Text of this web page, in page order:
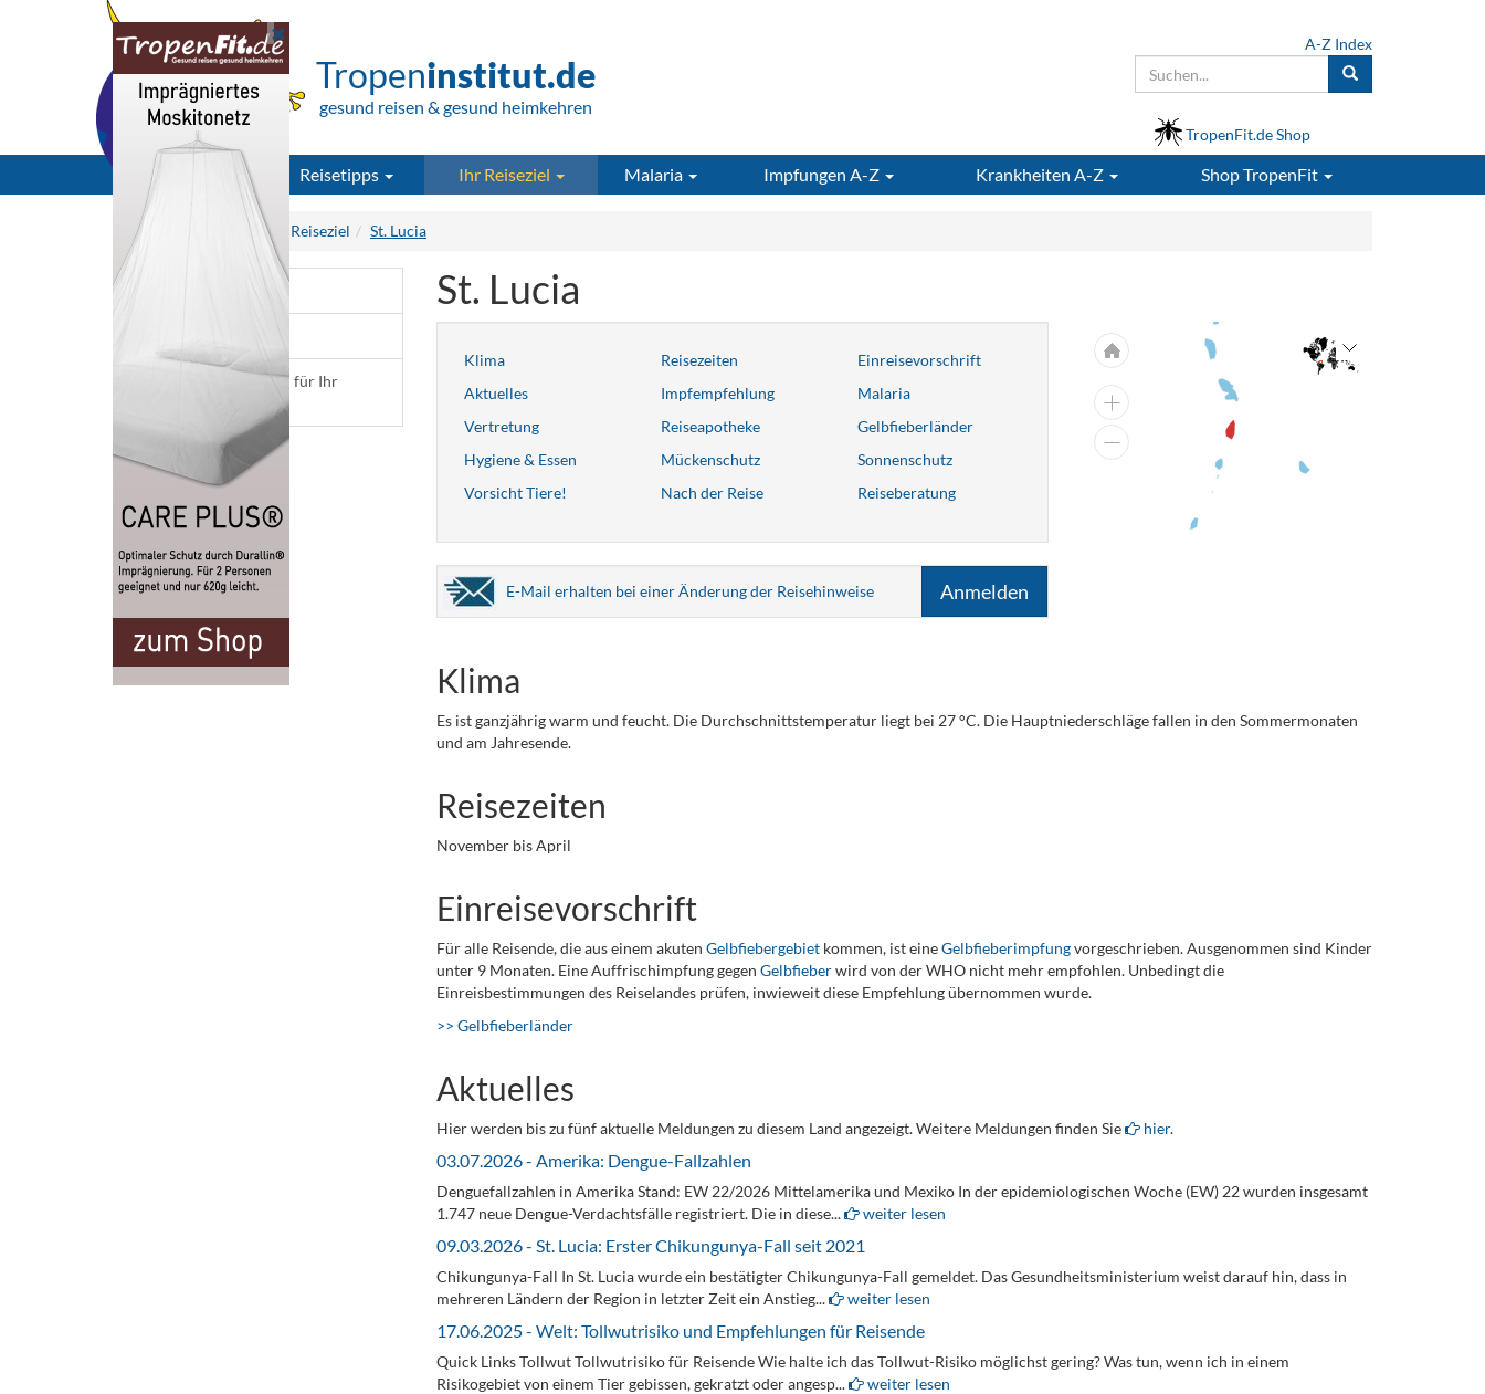
Tropeninstitut.de
gesund reisen & gesund heimkehren
A-Z Index
TropenFit.de Shop
Reisetipps Ihr Reiseziel Malaria Impfungen A-Z Krankheiten A-Z ShopTropenFit
Tropeninstitut.de Ihr Reiseziel St. Lucia
St. Lucia
Klima Reisezeiten
Einreisevorschrift
Aktuelles
Impfempfehlung
Malaria
Vertretung
Reiseapotheke
Gelbfieberländer
Hygiene & Essen
Mückenschutz
Sonnenschutz
Vorsicht Tiere!
Nach der Reise Reiseberatung
E-Mail erhalten bei einer Änderung der Reisehinweise Anmelden
Klima
Es ist ganzjährig warm und feucht. Die Durchschnittstemperatur liegt bei 27 °C. Die Hauptniederschläge fallen in den Sommermonaten
und am Jahresende.
Reisezeiten
November bis April
Einreisevorschrift
Für alle Reisende, die aus einem akuten Gelbfiebergebietkommen, ist eineGelbfieberimpfungvorgeschrieben. Ausgenommen sind Kinder
unter 9 Monaten. Eine Auffrischimpfung gegen Gelbfieberwird von der WHO nicht mehr empfohlen. Unbedingt die
Einreisbestimmungen des Reiselandes prüfen, inwieweit diese Empfehlung übernommen wurde.
>> Gelbfieberländer
Aktuelles
Hier werden bis zu fünf aktuelle Meldungen zu diesem Land angezeigt. Weitere Meldungen finden Sie hier.
03.07.2026 - Amerika: Dengue-Fallzahlen
Denguefallzahlen in Amerika Stand: EW 22/2026 Mittelamerika und Mexiko In der epidemiologischen Woche (EW) 22 wurden insgesamt
1.747 neue Dengue-Verdachtsfälle registriert. Die in diese...
weiter lesen
09.03.2026 - St. Lucia: Erster Chikungunya-Fall seit 2021
Chikungunya-Fall In St. Lucia wurde ein bestätigter Chikungunya-Fall gemeldet. Das Gesundheitsministerium weist darauf hin, dass in
mehreren Ländern der Region in letzter Zeit ein Anstieg...
weiter lesen
17.06.2025 - Welt: Tollwutrisiko und Empfehlungen für Reisende
Quick Links Tollwut Tollwutrisiko für Reisende Wie halte ich das Tollwut-Risiko möglichst gering? Was tun, wenn ich in einem
Risikogebiet von einem Tier gebissen, gekratzt oder angesp...
weiter lesen
Infos für 350 Reiseziele
Insektenschutz passend für Ihr